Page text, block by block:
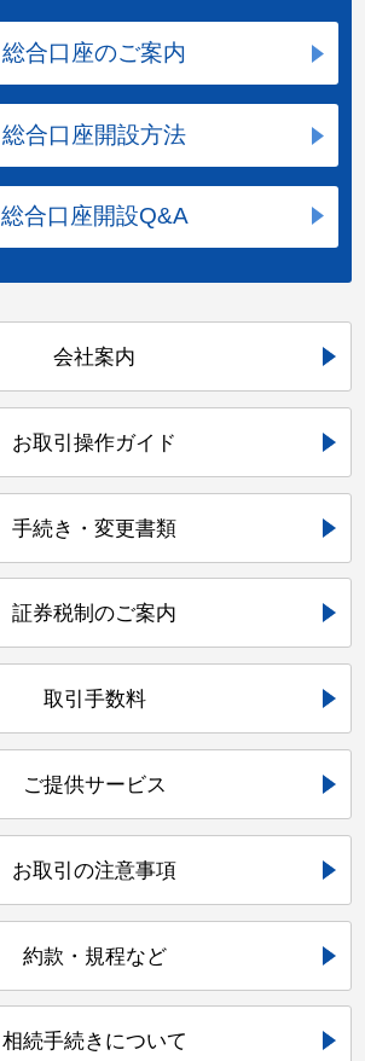
総合口座のご案内
総合口座開設方法
総合口座開設Q&A
会社案内
お取引操作ガイド
手続き・変更書類
証券税制のご案内
取引手数料
ご提供サービス
お取引の注意事項
約款・規程など
相続手続きについて